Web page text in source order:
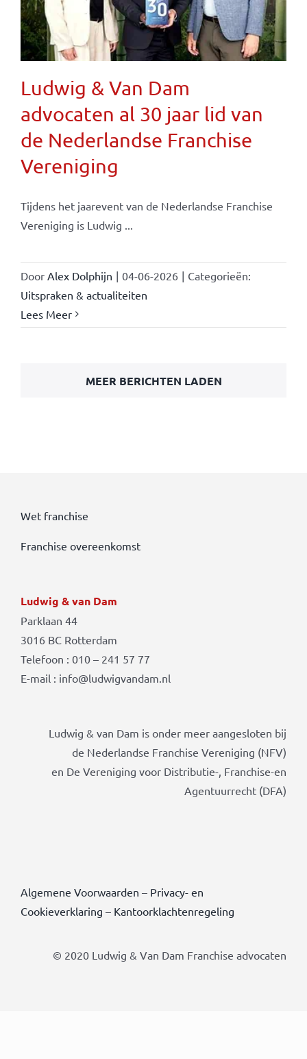
Ludwig & Van Dam
advocaten al 30 jaar lid van
de Nederlandse Franchise
Vereniging
Tijdens het jaarevent van de Nederlandse Franchise
Vereniging is Ludwig ...
Door Alex Dolphijn | 04-06-2026 | Categorieën:
Uitspraken & actualiteiten
Lees Meer
MEER BERICHTEN LADEN
Wet franchise
Franchise overeenkomst
Ludwig & van Dam
Parklaan 44
3016 BC Rotterdam
Telefoon : 010 – 241 57 77
E-mail : info@ludwigvandam.nl
Ludwig & van Dam is onder meer aangesloten bij
de Nederlandse Franchise Vereniging (NFV)
en De Vereniging voor Distributie-, Franchise-en
Agentuurrecht (DFA)
Algemene Voorwaarden – Privacy- en
Cookieverklaring – Kantoorklachtenregeling
© 2020 Ludwig & Van Dam Franchise advocaten